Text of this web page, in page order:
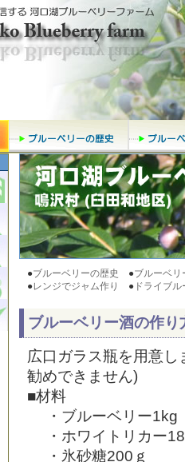
●ブルーベリーの歴史 ●ブルーベリ
●レンジでジャム作り ● ドライブ
ブルーベリー酒の作り
広口ガラス瓶を用意
勧めできません)
■材料
・ブルーベリー1kg
・ホワイトリカー
・氷砂糖200ｇ